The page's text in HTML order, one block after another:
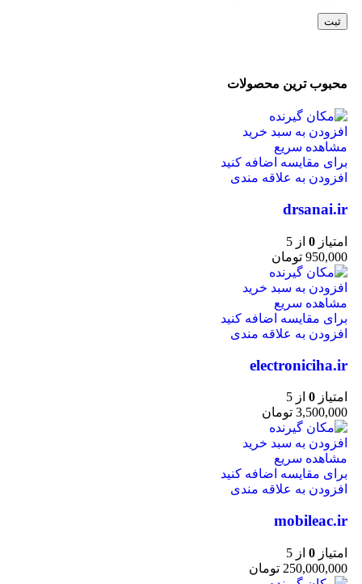
محبوب ترین محصولات
افزودن به سبد خرید
مشاهده سریع
برای مقایسه اضافه کنید
افزودن به علاقه مندی
drsanai.ir
امتیاز 0 از 5
950,000 تومان
افزودن به سبد خرید
مشاهده سریع
برای مقایسه اضافه کنید
افزودن به علاقه مندی
electroniciha.ir
امتیاز 0 از 5
3,500,000 تومان
افزودن به سبد خرید
مشاهده سریع
برای مقایسه اضافه کنید
افزودن به علاقه مندی
mobileac.ir
امتیاز 0 از 5
250,000,000 تومان